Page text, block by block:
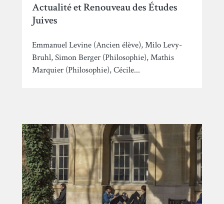
Actualité et Renouveau des Études
Juives
Emmanuel Levine (Ancien élève), Milo Levy-
Bruhl, Simon Berger (Philosophie), Mathis
Marquier (Philosophie), Cécile...